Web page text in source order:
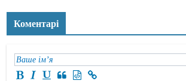
Коментарі